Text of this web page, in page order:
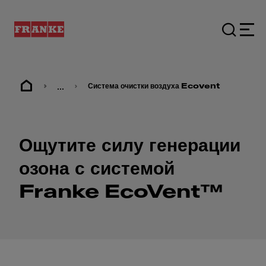
... Система очистки воздуха Ecovent
Ощутите силу генерации
озона с системой
Franke EcoVent™